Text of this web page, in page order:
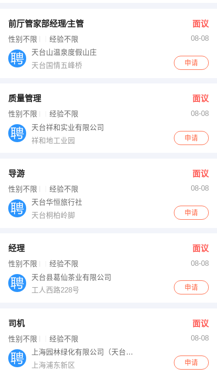
前厅管家部经理∕主管 面议
性别不限 经验不限
08-08
天台山温泉度假山庄
天台国情五峰桥
申请
质量管理 面议
性别不限 经验不限
08-08
天台祥和实业有限公司
祥和地工业园
申请
导游 面议
性别不限 经验不限
08-08
天台华恒旅行社
天台桐柏岭脚
申请
经理 面议
性别不限 经验不限
08-08
天台县葛仙茶业有限公司
工人西路228号
申请
司机 面议
性别不限 经验不限
08-08
上海园林绿化有限公司（天台人老板）
上海浦东新区
申请